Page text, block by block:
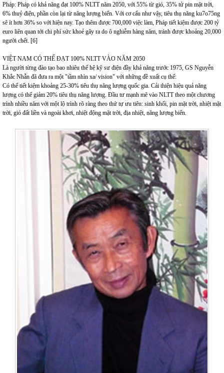
Pháp: Pháp có khả năng đạt 100% NLTT năm 2050, với 55% từ gió, 35% tử pin mặt trời,
6% thuỷ điện, phần còn lại từ năng lượng biển. Với cơ cấu như vậy, tiêu thụ năng ku7o75ng
sẽ ít hơn 36% so với hiện nay. Tạo thêm được 700,000 việc làm, Pháp tiết kiệm được 200 tỷ
euro liên quan tới chi phí sức khoẻ gây ra do ô nghiễm hàng năm, tránh được khoảng 20,000
người chết. [6]
VIỆT NAM CÓ THỂ ĐẠT 100% NLTT VÀO NĂM 2050
Là người từng đào tạo bao nhiêu thế hệ kỹ sư điện đầy khả năng trước 1975, GS Nguyễn
Khắc Nhẫn đã đưa ra một "tầm nhìn xa/ vision" với những đề xuất cụ thể:
Có thể tiết kiệm khoảng 25-30% tiêu thụ năng lượng quốc gia. Cải thiện hiệu quả năng
lượng có thể giảm 20% tiêu thụ năng lượng. Đầu tư mạnh mẽ vào NLTT theo một chương
trình nhiều năm với một lộ trình rõ ràng theo thứ tự ưu tiên: sinh khối, pin mặt trời, nhiệt mặt
trời, gió đất liền và ngoài khơi, nhiệt động mặt trời, địa nhiệt, năng lượng biển.